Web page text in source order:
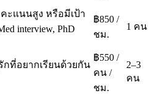
คะแนนสูง หรือมีเป้า
interview, PhD
฿850 /
ชม.
1 คน
กที่อยากเรียนด้วยกัน
฿550 /
คน /
ชม.
2–3
คน